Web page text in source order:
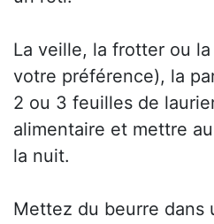
La veille, la frotter ou la
votre préférence), la
2 ou 3 feuilles de
alimentaire et mettre
la nuit.
Mettez du beurre dans